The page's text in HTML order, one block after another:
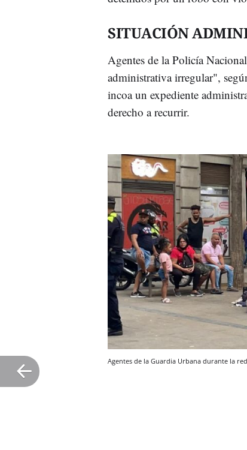
SITUACIÓN
Agentes de la Policía
administrativa irregular",
incoa un expediente
derecho a recurrir.
Agentes de la Guardia Urbana durante la